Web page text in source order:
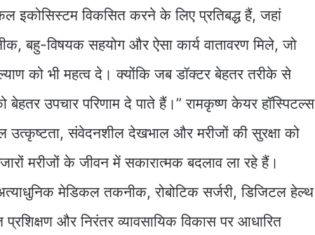
इकोसिस्टम विकसित करने के लिए प्रतिबद्ध हैं, जहां
बहु-विषयक सहयोग और ऐसा कार्य वातावरण मिले, जो
को भी महत्व दे। क्योंकि जब डॉक्टर बेहतर तरीके से
बेहतर उपचार परिणाम दे पाते हैं।” रामकृष्ण केयर हॉस्पिटल्स
उत्कृष्टता, संवेदनशील देखभाल और मरीजों की सुरक्षा को
मरीजों के जीवन में सकारात्मक बदलाव ला रहे हैं।
मेडिकल तकनीक, रोबोटिक सर्जरी, डिजिटल हेल्थ
और निरंतर व्यावसायिक विकास पर आधारित